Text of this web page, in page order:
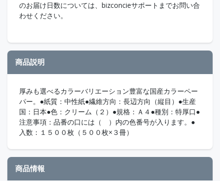
のお届け日数については、bizconcieサポートまでお問い合
わせください。
商品説明
厚みも選べるカラーバリエーション豊富な国産カラーペー
パー。●紙質：中性紙●繊維方向：長辺方向（縦目）●生産
国：日本●色：クリーム（２）●規格：Ａ４●種別：特厚口●
注意事項：品番の口には（ ）内の色番号が入ります。●
入数：１５００枚（５００枚×３冊）
商品情報